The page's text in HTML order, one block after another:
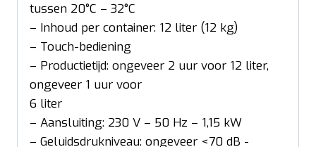
tussen 20°C – 32°C
– Inhoud per container: 12 liter (12 kg)
– Touch-bediening
– Productietijd: ongeveer 2 uur voor 12 liter,
ongeveer 1 uur voor
6 liter
– Aansluiting: 230 V – 50 Hz – 1,15 kW
– Geluidsdrukniveau: ongeveer <70 dB -